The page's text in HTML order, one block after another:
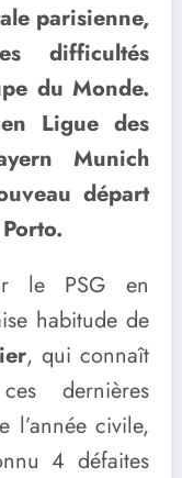
parisienne,
difficultés
du Monde.
Ligue des
Munich
départ
le PSG en
habitude de
, qui connaît
dernières
l’année civile,
4 défaites